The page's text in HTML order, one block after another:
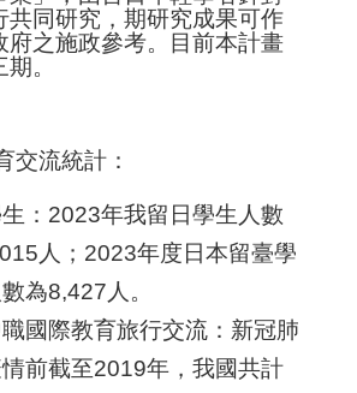
共同研究，期研究成果可作
府之施政參考。目前本計畫
。
交流統計：
：2023年我留日學生人數
人；2023年度日本留臺學
為8,427人。
國際教育旅行交流：新冠肺
前截至2019年，我國共計